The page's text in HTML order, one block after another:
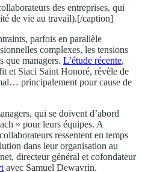
des entreprises, qui
de vie au travail).[/caption]
parfois en parallèle
complexes, les tensions
que managers. L’étude récente,
et Siaci Saint Honoré, révèle de
principalement pour cause de
qui se doivent d’abord
» pour leurs équipes. A
ressentent en temps
dans leur organisation au
directeur général et cofondateur
avec Samuel Dewavrin.